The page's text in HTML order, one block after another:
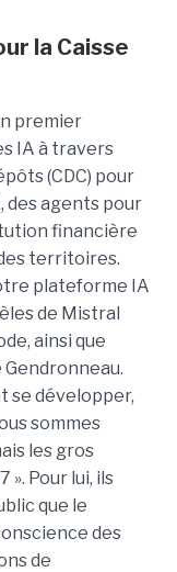
la Caisse
premier
IA à travers
(CDC) pour
des agents pour
financière
territoires.
plateforme IA
de Mistral
ainsi que
se développer,
sommes
les gros
Pour lui, ils
que le
des
de